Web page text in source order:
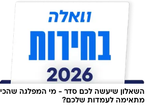
השאלון שיעשה לכם סדר - מי המפלגה שהכי
מתאימה לעמדות שלכם?